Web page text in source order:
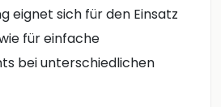
eignet sich fürden Einsatz
füreinfache
beiunterschiedlichen